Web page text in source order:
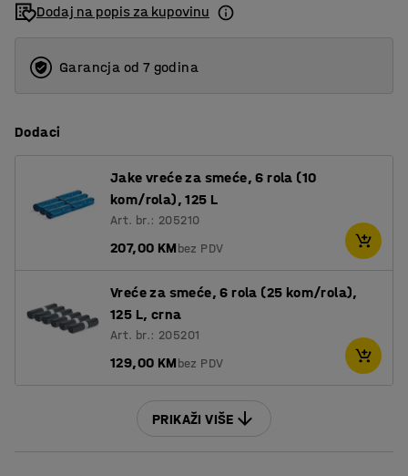
Dodaj na popis za kupovinu
Garancja od 7 godina
Dodaci
Jake vreće za smeće, 6 rola (10
kom/rola), 125 L
Art. br.: 205210
207,00 KMbez PDV
Vreće za smeće, 6 rola (25 kom/rola),
125 L, crna
Art. br.: 205201
129,00 KMbez PDV
PRIKAŽI VIŠE